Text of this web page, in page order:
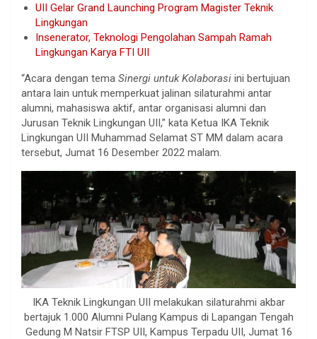
UII Gelar Grand Launching Program Magister Teknik
Lingkungan
Insenerator, Teknologi Pengolahan Sampah Ramah
Lingkungan Karya FTI UII
“Acara dengan tema Sinergi untuk Kolaborasi ini bertujuan
antara lain untuk memperkuat jalinan silaturahmi antar
alumni, mahasiswa aktif, antar organisasi alumni dan
Jurusan Teknik Lingkungan UII,” kata Ketua IKA Teknik
Lingkungan UII Muhammad Selamat ST MM dalam acara
tersebut, Jumat 16 Desember 2022 malam.
IKA Teknik Lingkungan UII melakukan silaturahmi akbar
bertajuk 1.000 Alumni Pulang Kampus di Lapangan Tengah
Gedung M Natsir FTSP UII, Kampus Terpadu UII, Jumat 16